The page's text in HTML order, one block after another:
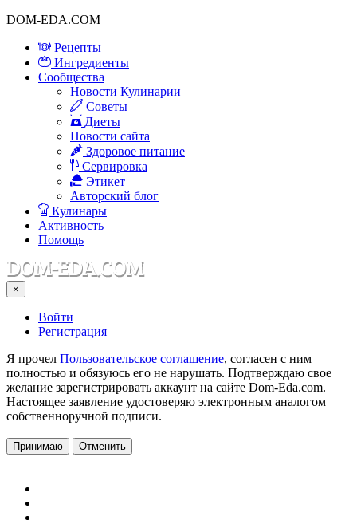
DOM-EDA.COM
Рецепты
Ингредиенты
Сообщества
Новости Кулинарии
Советы
Диеты
Новости сайта
Здоровое питание
Сервировка
Этикет
Авторский блог
Кулинары
Активность
Помощь
×
Войти
Регистрация
Я прочел Пользовательское соглашение, согласен с ним
полностью и обязуюсь его не нарушать. Подтверждаю свое
желание зарегистрировать аккаунт на сайте Dom-Eda.com.
Настоящее заявление удостоверяю электронным аналогом
собственноручной подписи.
Принимаю Отменить